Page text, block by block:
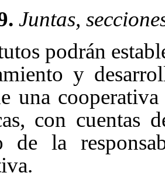
Juntas,
podrán
y
una
con cuentas
de la